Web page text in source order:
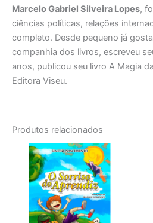
Marcelo Gabriel Silveira Lopes,
ciências políticas, relações
completo. Desde pequeno já
companhia dos livros, escreveu
anos, publicou seu livro A Magia
Editora Viseu.
Produtos relacionados